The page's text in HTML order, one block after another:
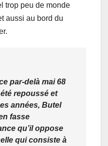
trop peu de monde
aussi au bord du
par-delà mai 68
repoussé et
années, Butel
fasse
qu’il oppose
qui consiste à